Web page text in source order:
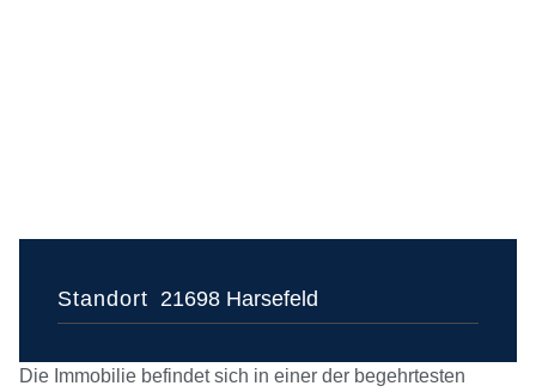
Standort 21698 Harsefeld
Die Immobilie befindet sich in einer der begehrtesten